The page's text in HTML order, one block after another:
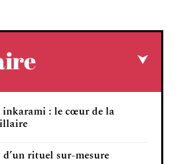
inkarami : le cœur de la
d’un rituel sur-mesure